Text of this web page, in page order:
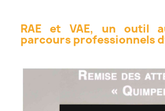
RAE et VAE, un outil
parcours professionnels